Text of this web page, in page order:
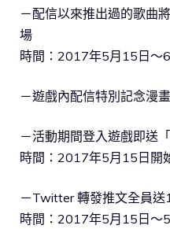
－配信以來推出過的歌曲
場
時間：2017年5月15日～
－遊戲內配信特別記念漫畫
－活動期間登入遊戲即送
時間：2017年5月15日開
－Twitter 轉發推文全員送
時間：2017年5月15日～